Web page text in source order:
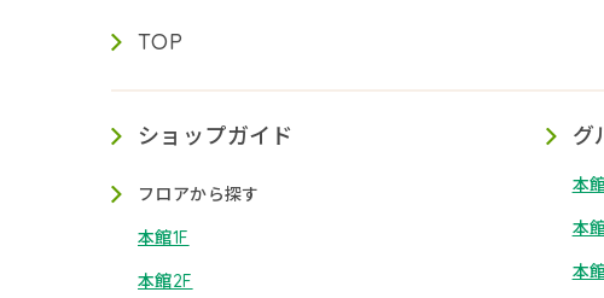
TOP
ショップガイド
フロアから探す
本館1F
本館2F
グ
本
本
本